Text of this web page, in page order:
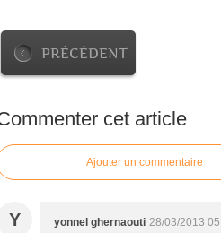
PRÉCÉDENT
cet article
Ajouter un commentaire
Y yonnel ghernaouti 28/03/2013